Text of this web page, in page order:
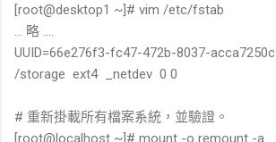
[root@desktop1 ~]# vim /etc/fstab
... 略 ....
UUID=66e276f3-fc47-472b-8037-
/storage ext4 _netdev 0 0
# 重新掛載所有檔案系統，並驗證。
[root@localhost ~]# mount -o remount -a